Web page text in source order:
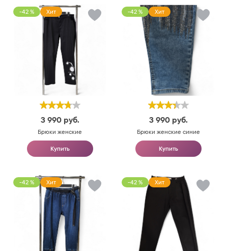
-42 % Хит
3 990 руб.
Брюки женские
Купить
-42 % Хит
3 990 руб.
Брюки женские синие
Купить
-42 % Хит -42 % Хит